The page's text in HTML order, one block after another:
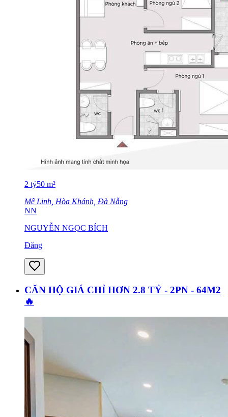
2 tỷ50 m²
Mê Linh, Hòa Khánh, Đà Nẵng
NN
NGUYỄN NGỌC BÍCH
Đăng
CĂN HỘ GIÁ CHỈ HƠN 2.8 TỶ - 2PN - 64M2
🔥